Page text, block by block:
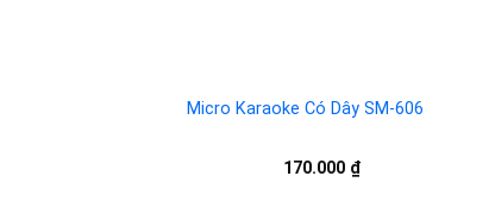
Micro Karaoke Có Dây SM-606
170.000 ₫